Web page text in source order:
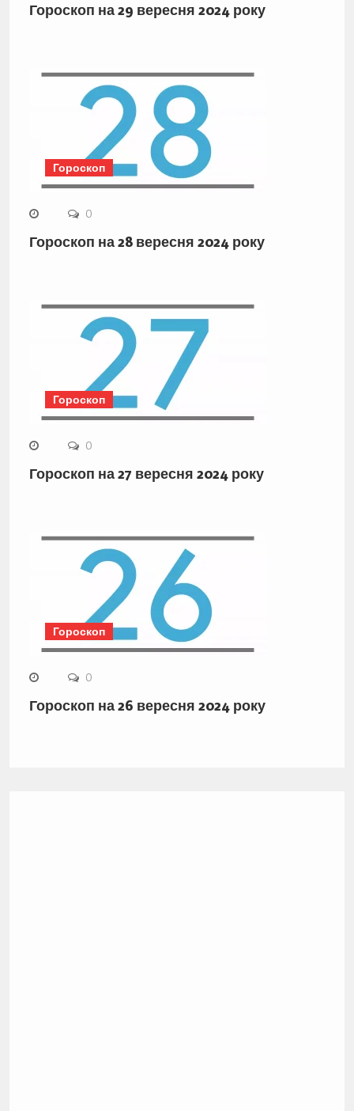
Гороскоп на 29 вересня 2024 року
Гороскоп
0
Гороскоп на 28 вересня 2024 року
Гороскоп
0
Гороскоп на 27 вересня 2024 року
Гороскоп
0
Гороскоп на 26 вересня 2024 року